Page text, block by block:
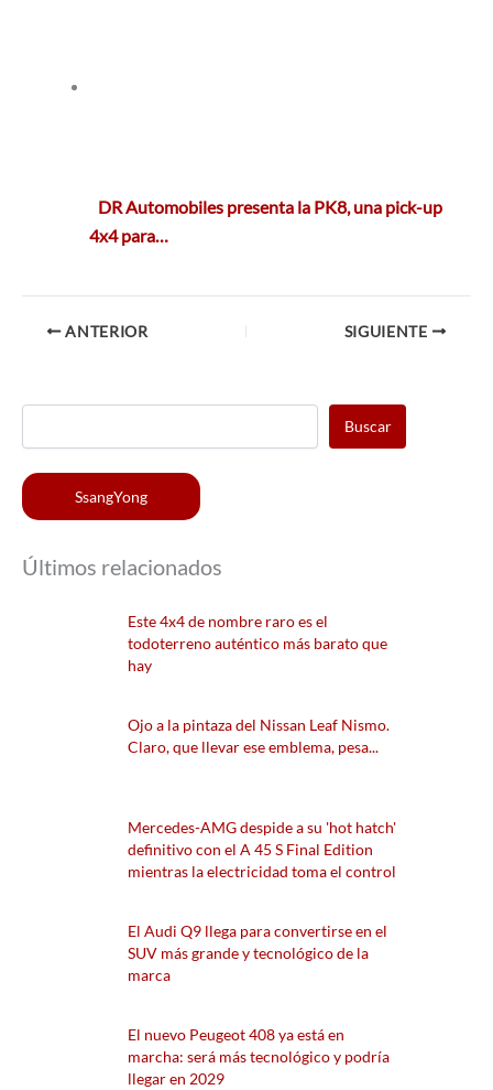
DR Automobiles presenta la PK8, una pick-up
4x4 para…
ANTERIOR SIGUIENTE
Buscar
SsangYong
Últimos relacionados
Este 4x4 de nombre raro es el
todoterreno auténtico más barato que
hay
Ojo a la pintaza del Nissan Leaf Nismo.
Claro, que llevar ese emblema, pesa...
Mercedes-AMG despide a su 'hot hatch'
definitivo con el A 45 S Final Edition
mientras la electricidad toma el control
El Audi Q9 llega para convertirse en el
SUV más grande y tecnológico de la
marca
El nuevo Peugeot 408 ya está en
marcha: será más tecnológico y podría
llegar en 2029